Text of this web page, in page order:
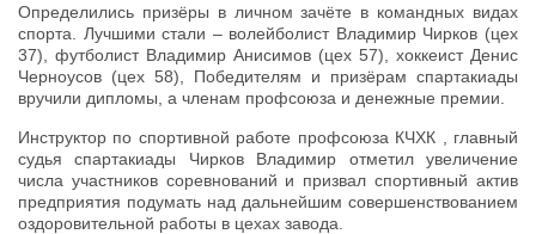
Определились призёры в личном зачёте в командных видах
спорта. Лучшими стали – волейболист Владимир Чирков (цех
37), футболист Владимир Анисимов (цех 57), хоккеист Денис
Черноусов (цех 58), Победителям и призёрам спартакиады
вручили дипломы, а членам профсоюза и денежные премии.
Инструктор по спортивной работе профсоюза КЧХК , главный
судья спартакиады Чирков Владимир отметил увеличение
числа участников соревнований и призвал спортивный актив
предприятия подумать над дальнейшим совершенствованием
оздоровительной работы в цехах завода.